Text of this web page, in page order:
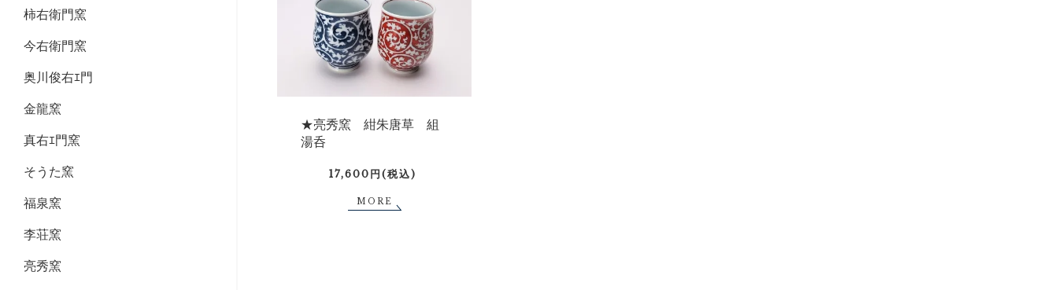
★亮秀窯 紺朱唐草 組
湯呑
17,600円(税込)
MORE
柿右衛門窯
今右衛門窯
奥川俊右ｴ門
金龍窯
真右ｴ門窯
そうた窯
福泉窯
李荘窯
亮秀窯